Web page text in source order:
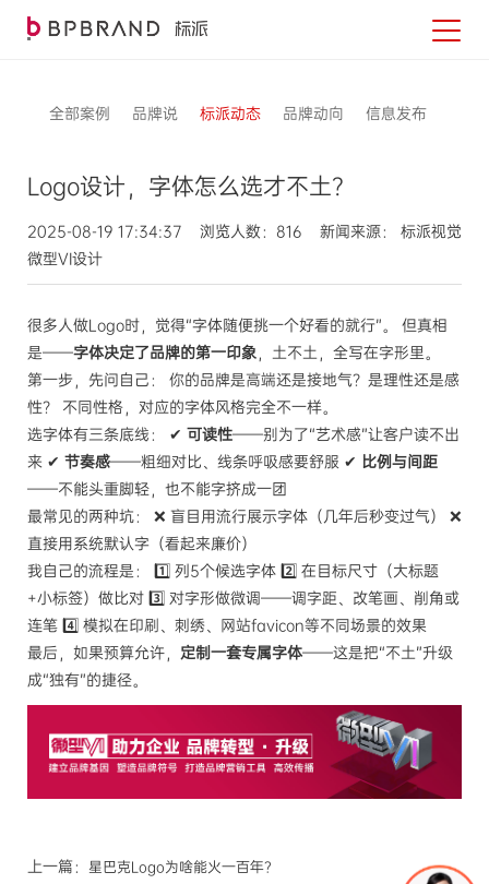
全部案例 品牌说 标派动态 品牌动向 信息发布
Logo设计，字体怎么选才不土？
2025-08-19 17:34:37 浏览人数：816 新闻来源： 标派视觉
微型VI设计
很多人做Logo时，觉得“字体随便挑一个好看的就行”。 但真相
是——字体决定了品牌的第一印象，土不土，全写在字形里。
第一步，先问自己： 你的品牌是高端还是接地气？是理性还是感
性？ 不同性格，对应的字体风格完全不一样。
选字体有三条底线： ✔ 可读性——别为了“艺术感”让客户读不出
来 ✔ 节奏感——粗细对比、线条呼吸感要舒服 ✔ 比例与间距
——不能头重脚轻，也不能字挤成一团
最常见的两种坑： ❌ 盲目用流行展示字体（几年后秒变过气） ❌
直接用系统默认字（看起来廉价）
我自己的流程是： 1️⃣ 列5个候选字体 2️⃣ 在目标尺寸（大标题
+小标签）做比对 3️⃣ 对字形做微调——调字距、改笔画、削角或
连笔 4️⃣ 模拟在印刷、刺绣、网站favicon等不同场景的效果
最后，如果预算允许， 定制一套专属字体——这是把“不土”升级
成“独有”的捷径。
上一篇： 星巴克Logo为啥能火一百年？